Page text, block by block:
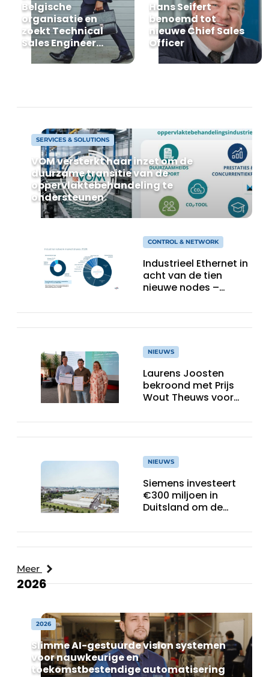
Privacy / Cookie statement
Vacature aanmelden
Vacatures
Belgische
organisatie en
zoekt Technical
Sales Engineer
voor Oost-België
Hans Seifert
benoemd tot
nieuwe Chief Sales
Officer
SERVICES & SOLUTIONS
VOM versterkt haar inzet om de
duurzame transitie van de
oppervlaktebehandeling te
ondersteunen
CONTROL & NETWORK
Industrieel Ethernet in
acht van de tien
nieuwe nodes –
veldbussen gaat
HMS Networks
NIEUWS
Laurens Joosten
bekroond met Prijs
Wout Theuws voor
online
trillingsmetingen
NIEUWS
Siemens investeert
€300 miljoen in
Duitsland om de
ruggengraat van de
industrieën van
Meer
2026
2026
Slimme AI-gestuurde vision systemen
voor nauwkeurige en
toekomstbestendige automatisering